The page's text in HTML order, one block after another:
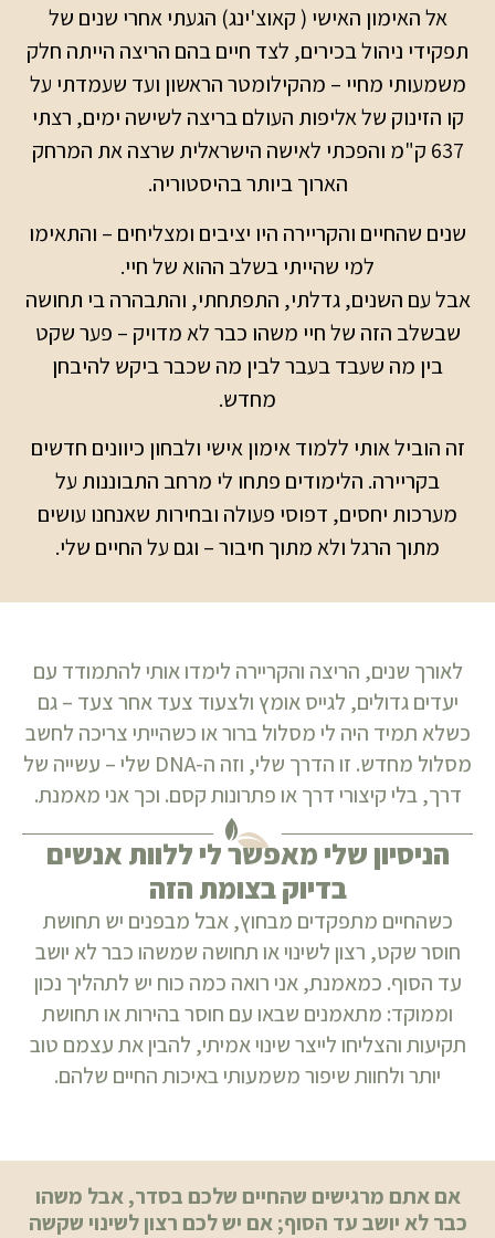
אל האימון האישי ( קאוצ'ינג) הגעתי אחרי שנים של
תפקידי ניהול בכירים, לצד חיים בהם הריצה הייתה חלק
משמעותי מחיי – מהקילומטר הראשון ועד שעמדתי על
קו הזינוק של אליפות העולם בריצה לשישה ימים, רצתי
637 ק"מ והפכתי לאישה הישראלית שרצה את המרחק
הארוך ביותר בהיסטוריה.
שנים שהחיים והקריירה היו יציבים ומצליחים – והתאימו
למי שהייתי בשלב ההוא של חיי.
אבל עם השנים, גדלתי, התפתחתי, והתבהרה בי תחושה
שבשלב הזה של חיי משהו כבר לא מדויק – פער שקט
בין מה שעבד בעבר לבין מה שכבר ביקש להיבחן
מחדש.
זה הוביל אותי ללמוד אימון אישי ולבחון כיוונים חדשים
בקריירה. הלימודים פתחו לי מרחב התבוננות על
מערכות יחסים, דפוסי פעולה ובחירות שאנחנו עושים
מתוך הרגל ולא מתוך חיבור – וגם על החיים שלי.
לאורך שנים, הריצה והקריירה לימדו אותי להתמודד עם
יעדים גדולים, לגייס אומץ ולצעוד צעד אחר צעד – גם
כשלא תמיד היה לי מסלול ברור או כשהייתי צריכה לחשב
מסלול מחדש. זו הדרך שלי, וזה ה-DNA שלי – עשייה של
דרך, בלי קיצורי דרך או פתרונות קסם. וכך אני מאמנת.
הניסיון שלי מאפשר לי ללוות אנשים
בדיוק בצומת הזה
כשהחיים מתפקדים מבחוץ, אבל מבפנים יש תחושת
חוסר שקט, רצון לשינוי או תחושה שמשהו כבר לא יושב
עד הסוף. כמאמנת, אני רואה כמה כוח יש לתהליך נכון
וממוקד: מתאמנים שבאו עם חוסר בהירות או תחושת
תקיעות והצליחו לייצר שינוי אמיתי, להבין את עצמם טוב
יותר ולחוות שיפור משמעותי באיכות החיים שלהם.
אם אתם מרגישים שהחיים שלכם בסדר, אבל משהו
כבר לא יושב עד הסוף; אם יש לכם רצון לשינוי שקשה